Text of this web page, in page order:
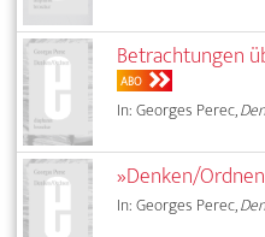
Betrachtungen
ABO
In: Georges Perec,
»Denken/
In: Georges Perec,